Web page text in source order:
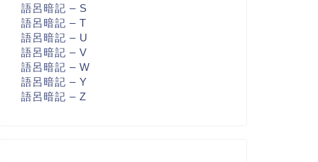
語呂暗記 – S
語呂暗記 – T
語呂暗記 – U
語呂暗記 – V
語呂暗記 – W
語呂暗記 – Y
語呂暗記 – Z